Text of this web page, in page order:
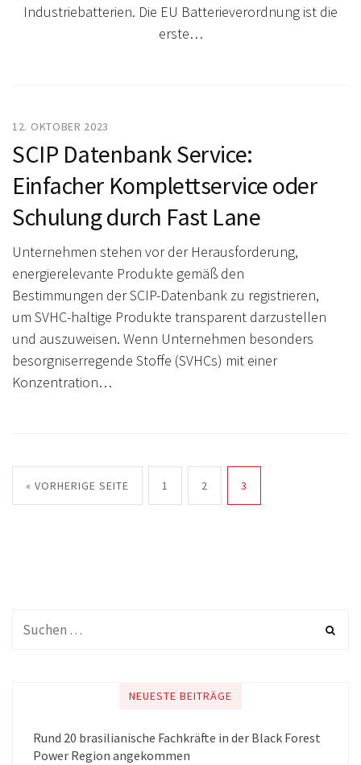
Industriebatterien. Die EU Batterieverordnung ist die
erste…
12. OKTOBER 2023
SCIP Datenbank Service:
Einfacher Komplettservice oder
Schulung durch Fast Lane
Unternehmen stehen vor der Herausforderung,
energierelevante Produkte gemäß den
Bestimmungen der SCIP-Datenbank zu registrieren,
um SVHC-haltige Produkte transparent darzustellen
und auszuweisen. Wenn Unternehmen besonders
besorgniserregende Stoffe (SVHCs) mit einer
Konzentration…
« VORHERIGE SEITE 1 2 3
NEUESTE BEITRÄGE
Rund 20 brasilianische Fachkräfte in der Black Forest
Power Region angekommen